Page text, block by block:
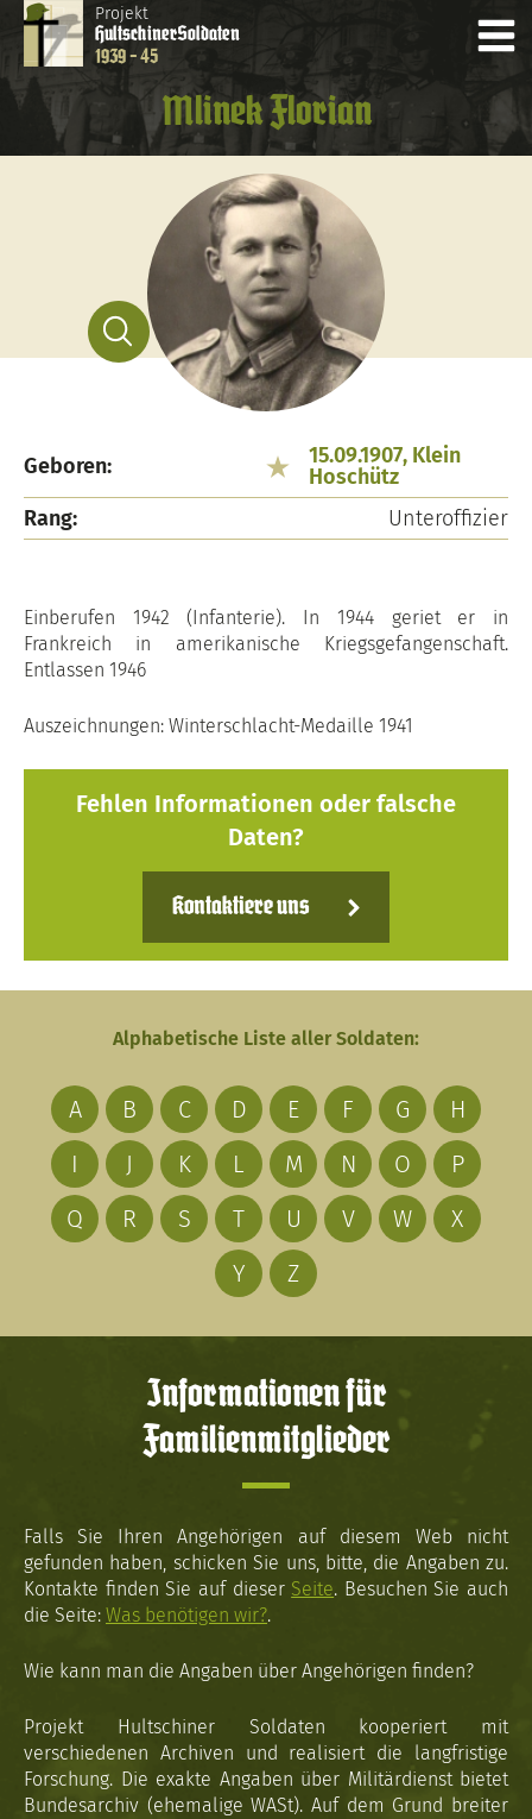
Projekt
HultschinerSoldaten
1939 - 45
Mlinek Florian
Geboren:
15.09.1907, Klein
Hoschütz
Rang:
Unteroffizier
Einberufen 1942 (Infanterie). In 1944 geriet er in
Frankreich in amerikanische Kriegsgefangenschaft.
Entlassen 1946
Auszeichnungen: Winterschlacht-Medaille 1941
Fehlen Informationen oder falsche
Daten?
Kontaktiere uns
Alphabetische Liste aller Soldaten:
A B C D E F G
H
I
J K L M N O
P
Q
R S T U V W
X
Y
Z
Informationen für
Familienmitglieder
Falls Sie Ihren Angehörigen auf diesem Web nicht
gefunden haben, schicken Sie uns, bitte, die Angaben zu.
Kontakte finden Sie auf dieser Seite. Besuchen Sie auch
die Seite: Was benötigen wir?.
Wie kann man die Angaben über Angehörigen finden?
Projekt Hultschiner Soldaten kooperiert mit
verschiedenen Archiven und realisiert die langfristige
Forschung. Die exakte Angaben über Militärdienst bietet
Bundesarchiv (ehemalige WASt). Auf dem Grund breiter